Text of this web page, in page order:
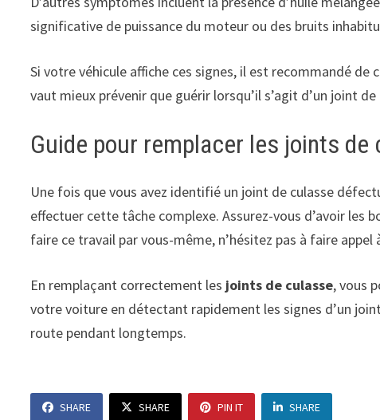
significative de puissance du moteur ou des bruits
Si votre véhicule affiche ces signes, il est recommandé
vaut mieux prévenir que guérir lorsqu’il s’agit d’un joint
Guide pour remplacer les joints de
Une fois que vous avez identifié un joint de culasse
effectuer cette tâche complexe. Assurez-vous d’avoir les
faire ce travail par vous-même, n’hésitez pas à faire
En remplaçant correctement les joints de culasse, vous
votre voiture en détectant rapidement les signes d’un
route pendant longtemps.
SHARE SHARE PIN IT SHARE